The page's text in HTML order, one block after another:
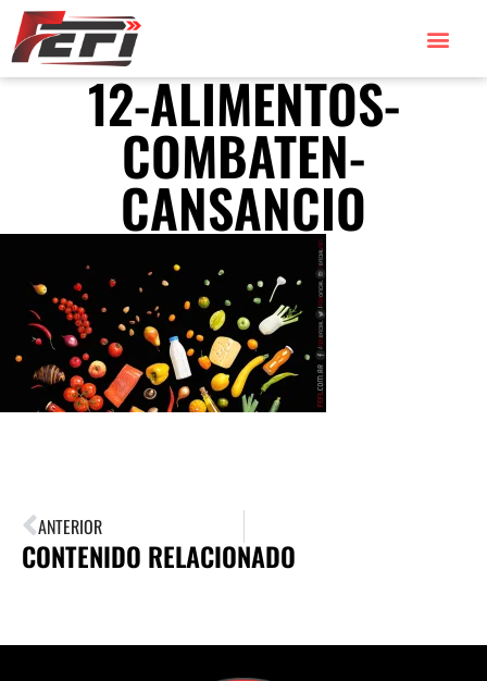
12-ALIMENTOS-
COMBATEN-
CANSANCIO
ANTERIOR
CONTENIDO RELACIONADO